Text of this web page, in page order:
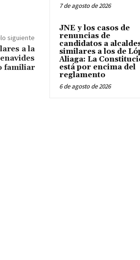
siguiente
a la
familiar
7 de agosto de 2026
JNE y los casos de
renuncias de
candidatos a
similares a los de
Aliaga: La
está por encima del
reglamento
6 de agosto de 2026